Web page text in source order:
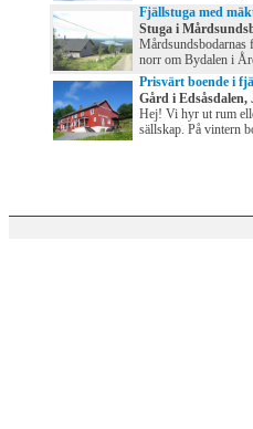
Fjällstuga med
Stuga i
norr om Bydalen i
Prisvärt boende i
Gård i Edsåsdalen,
Hej! Vi hyr ut rum
sällskap. På vintern